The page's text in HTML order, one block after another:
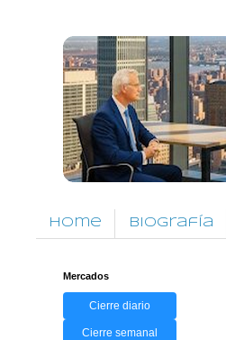
Home Biografía
Mercados
Cierre diario
Cierre semanal